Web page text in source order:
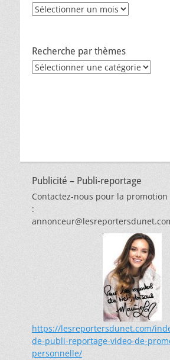
Archives
Recherche par thèmes
Recherche
Publicité – Publi-reportage
Contactez-nous pour la promotion
:
https://lesreportersdunet.com/
de-publi-reportage-video-de-
personnelle/